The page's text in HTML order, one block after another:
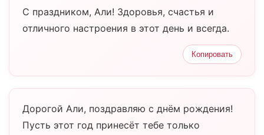
С праздником, Али! Здоровья, счастья и
отличного настроения в этот день и всегда.
Копировать
Дорогой Али, поздравляю с днём рождения!
Пусть этот год принесёт тебе только